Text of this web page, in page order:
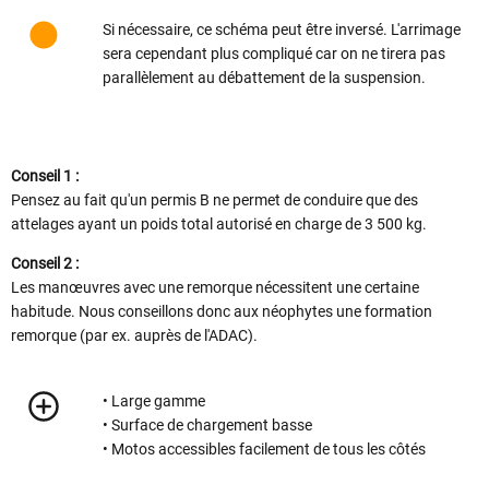
Si nécessaire, ce schéma peut être inversé. L'arrimage
sera cependant plus compliqué car on ne tirera pas
parallèlement au débattement de la suspension.
Conseil 1 :
Pensez au fait qu'un permis B ne permet de conduire que des
attelages ayant un poids total autorisé en charge de 3 500 kg.
Conseil 2 :
Les manœuvres avec une remorque nécessitent une certaine
habitude. Nous conseillons donc aux néophytes une formation
remorque (par ex. auprès de l'ADAC).
• Large gamme
• Surface de chargement basse
• Motos accessibles facilement de tous les côtés